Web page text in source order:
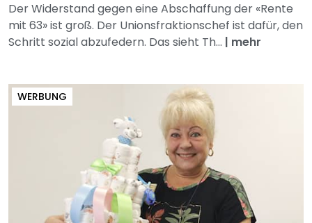
Der Widerstand gegen eine Abschaffung der «Rente
mit 63» ist groß. Der Unionsfraktionschef ist dafür, den
Schritt sozial abzufedern. Das sieht Th... | mehr
WERBUNG